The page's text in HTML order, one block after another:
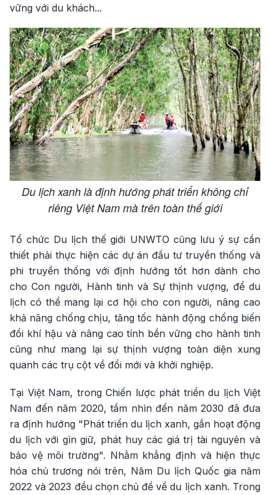
vững với du khách...
Du lịch xanh là định hướng phát triển không chỉ
riêng Việt Nam mà trên toàn thế giới
Tổ chức Du lịch thế giới UNWTO cũng lưu ý sự cần
thiết phải thực hiện các dự án đầu tư truyền thống và
phi truyền thống với định hướng tốt hơn dành cho
cho Con người, Hành tinh và Sự thịnh vượng, để du
lịch có thể mang lại cơ hội cho con người, nâng cao
khả năng chống chịu, tăng tốc hành động chống biến
đổi khí hậu và nâng cao tính bền vững cho hành tinh
cũng như mang lại sự thịnh vượng toàn diện xung
quanh các trụ cột về đổi mới và khởi nghiệp.
Tại Việt Nam, trong Chiến lược phát triển du lịch Việt
Nam đến năm 2020, tầm nhìn đến năm 2030 đã đưa
ra định hướng "Phát triển du lịch xanh, gắn hoạt động
du lịch với gìn giữ, phát huy các giá trị tài nguyên và
bảo vệ môi trường". Nhằm khẳng định và hiện thực
hóa chủ trương nói trên, Năm Du lịch Quốc gia năm
2022 và 2023 đều chọn chủ đề về du lịch xanh. Trong